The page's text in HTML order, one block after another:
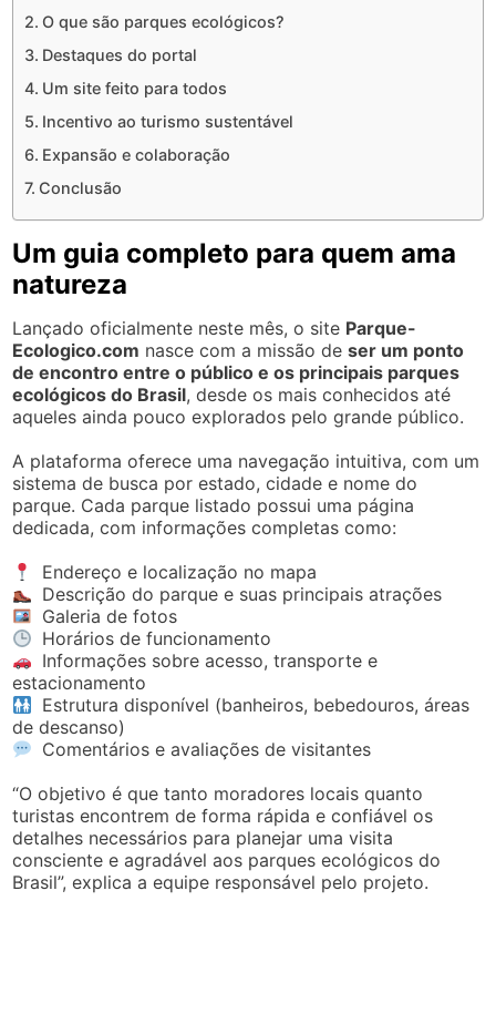
O que são parques ecológicos?
Destaques do portal
Um site feito para todos
Incentivo ao turismo sustentável
Expansão e colaboração
Conclusão
Um guia completo para quem ama
natureza
Lançado oficialmente neste mês, o site Parque-
Ecologico.com nasce com a missão deser um ponto
de encontro entre o público e os principais parques
ecológicos do Brasil, desde os mais conhecidos até
aqueles ainda pouco explorados pelo grande público.
A plataforma oferece uma navegação intuitiva, com um
sistema de busca por estado, cidade e nome do
parque. Cada parque listado possui uma página
dedicada, com informações completas como:
Endereço e localização no mapa
Descrição do parque e suas principais atrações
Galeria de fotos
Horários de funcionamento
Informações sobre acesso, transporte e
estacionamento
Estrutura disponível (banheiros, bebedouros, áreas
de descanso)
Comentários e avaliações de visitantes
“O objetivo é que tanto moradores locais quanto
turistas encontrem de forma rápida e confiável os
detalhes necessários para planejar uma visita
consciente e agradável aos parques ecológicos do
Brasil”, explica a equipe responsável pelo projeto.